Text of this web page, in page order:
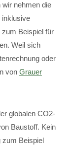
nehmen die
inklusive
Beispiel für
Weil sich
oder
von Grauer
globalen CO2-
Baustoff. Kein
zum Beispiel